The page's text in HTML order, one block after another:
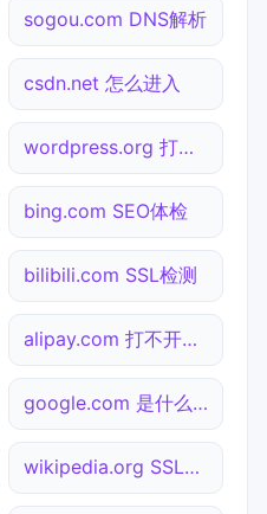
sogou.com DNS解析
csdn.net 怎么进入
wordpress.org 打不开检测
bing.com SEO体检
bilibili.com SSL检测
alipay.com 打不开检测
google.com 是什么网站
wikipedia.org SSL检测